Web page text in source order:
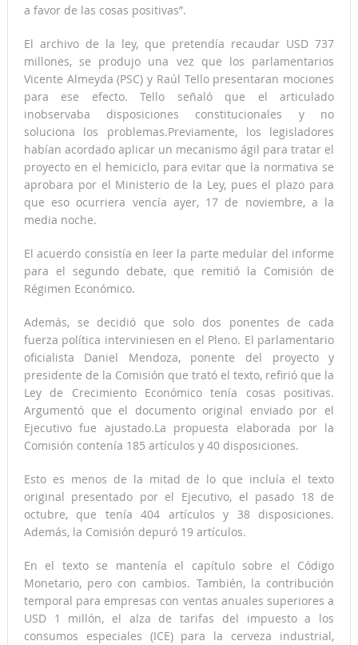
a favor de las cosas positivas”.
El archivo de la ley, que pretendía recaudar USD 737
millones, se produjo una vez que los parlamentarios
Vicente Almeyda (PSC) y Raúl Tello presentaran mociones
para ese efecto. Tello señaló que el articulado
inobservaba disposiciones constitucionales y no
soluciona los problemas.Previamente, los legisladores
habían acordado aplicar un mecanismo ágil para tratar el
proyecto en el hemiciclo, para evitar que la normativa se
aprobara por el Ministerio de la Ley, pues el plazo para
que eso ocurriera vencía ayer, 17 de noviembre, a la
media noche.
El acuerdo consistía en leer la parte medular del informe
para el segundo debate, que remitió la Comisión de
Régimen Económico.
Además, se decidió que solo dos ponentes de cada
fuerza política interviniesen en el Pleno. El parlamentario
oficialista Daniel Mendoza, ponente del proyecto y
presidente de la Comisión que trató el texto, refirió que la
Ley de Crecimiento Económico tenía cosas positivas.
Argumentó que el documento original enviado por el
Ejecutivo fue ajustado.La propuesta elaborada por la
Comisión contenía 185 artículos y 40 disposiciones.
Esto es menos de la mitad de lo que incluía el texto
original presentado por el Ejecutivo, el pasado 18 de
octubre, que tenía 404 artículos y 38 disposiciones.
Además, la Comisión depuró 19 artículos.
En el texto se mantenía el capítulo sobre el Código
Monetario, pero con cambios. También, la contribución
temporal para empresas con ventas anuales superiores a
USD 1 millón, el alza de tarifas del impuesto a los
consumos especiales (ICE) para la cerveza industrial,